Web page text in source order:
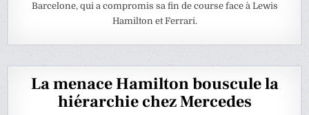
Barcelone, qui a compromis sa fin de course face à Lewis
Hamilton et Ferrari.
La menace Hamilton bouscule la
hiérarchie chez Mercedes